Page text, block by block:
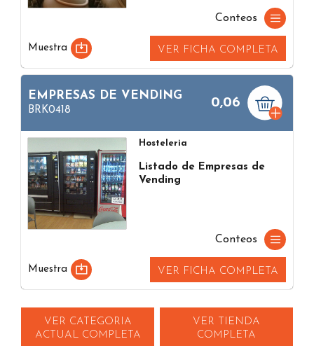
Conteos
Muestra VER FICHA COMPLETA
EMPRESAS DE VENDING
BRK0418
0,06
Hosteleria
Listado de Empresas de
Vending
Conteos
Muestra VER FICHA COMPLETA
VER CATEGORIA
ACTUAL COMPLETA
VER TIENDA
COMPLETA